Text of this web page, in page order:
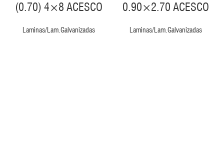
(0.70) 4×8 ACESCO
Laminas/Lam.Galvanizadas
0.90×2.70 ACESCO
Laminas/Lam.Galvanizadas